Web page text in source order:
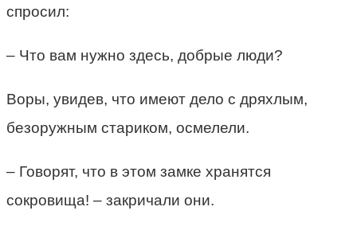
спросил:
– Что вам нужно здесь, добрые люди?
Воры, увидев, что имеют дело с дряхлым,
безоружным стариком, осмелели.
– Говорят, что в этом замке хранятся
сокровища! – закричали они.